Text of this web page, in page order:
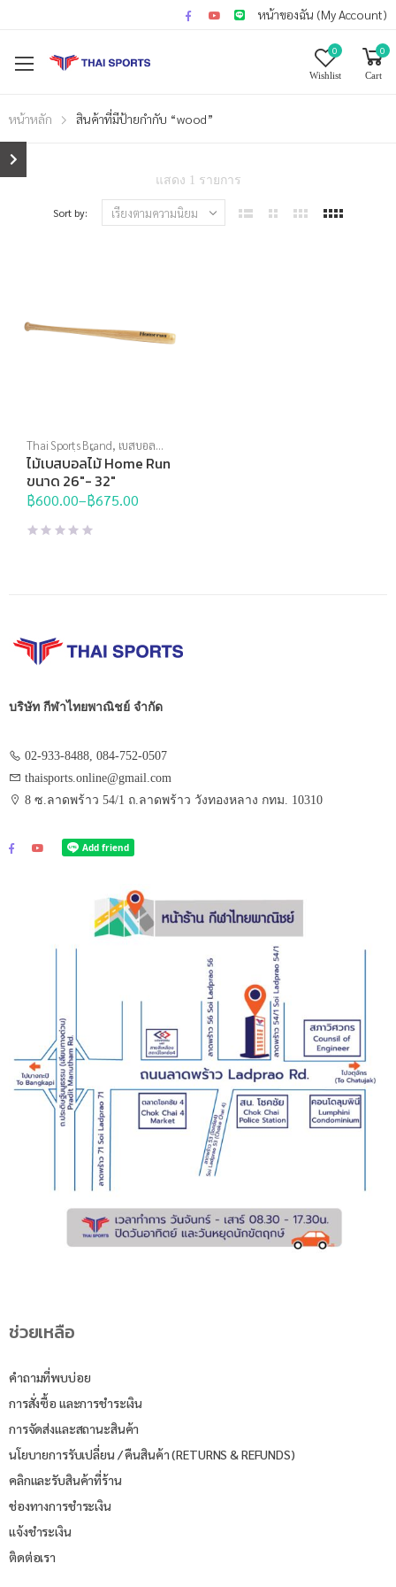
หน้าของฉัน (My Account)
0
Wishlist
0
Cart
หน้าหลัก สินค้าที่มีป้ายกำกับ “wood”
แสดง 1 รายการ
Sort by:
Thai Sports Brand, เบสบอล
ซอฟบอล ฮ็อกกี้
ไม้เบสบอลไม้ Home Run
ขนาด 26″- 32″
฿600.00–฿675.00
Price
range:
฿600.00
บริษัท กีฬาไทยพาณิชย์ จำกัด
02-933-8488, 084-752-0507
thaisports.online@gmail.com
8 ซ.ลาดพร้าว 54/1 ถ.ลาดพร้าว วังทองหลาง กทม. 10310
ช่วยเหลือ
คำถามที่พบบ่อย
การสั่งซื้อ และการชำระเงิน
การจัดส่งและสถานะสินค้า
นโยบายการรับเปลี่ยน / คืนสินค้า (RETURNS & REFUNDS)
คลิกและรับสินค้าที่ร้าน
ช่องทางการชำระเงิน
แจ้งชำระเงิน
ติดต่อเรา